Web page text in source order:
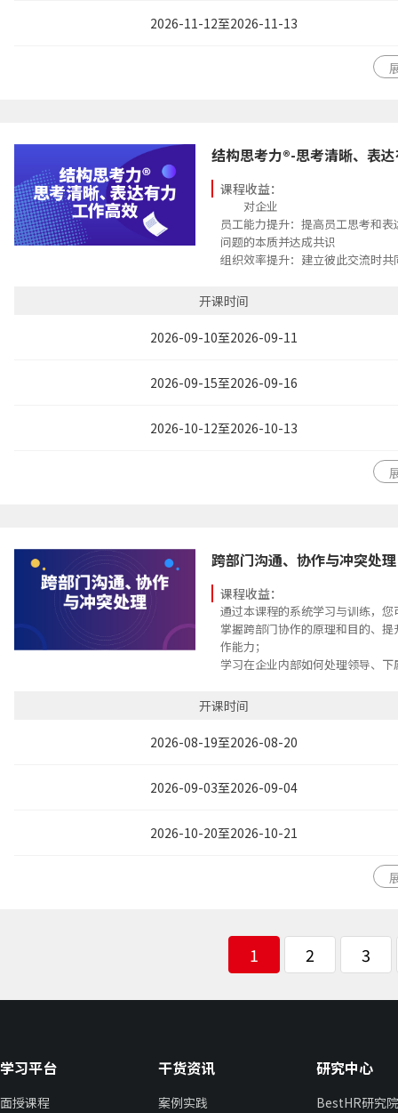
2026-11-12至2026-11-13
结构思考力®-思考清晰、表
课程收益：
对企业
员工能力提升：提高员工思考和
问题的本质并达成共识
组织效率提升：建立彼此交流时
公司形象提升：沟通时，给客户
印象，提升公司形象
对个人
独立思考能力：理解结构思考力
沟通表达能力：表达时，使观点
到问题的解决方案
开课时间
2026-09-10至2026-09-11
2026-09-15至2026-09-16
2026-10-12至2026-10-13
跨部门沟通、协作与冲突处理
课程收益：
通过本课程的系统学习与训练，您
掌握跨部门协作的原理和目的、
作能力；
学习在企业内部如何处理领导、
赢沟通力；
建立优秀团队，增强跨部门间的
度地发挥公司的综合实力
开课时间
2026-08-19至2026-08-20
2026-09-03至2026-09-04
2026-10-20至2026-10-21
1 2 3
学习平台
面授课程
干货资讯
案例实践
研究中心
BestHR研究院